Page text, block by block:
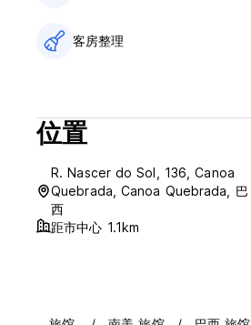
客房整理
位置
R. Nascer do Sol, 136, Canoa
Quebrada, Canoa Quebrada, 巴
西
距市中心 1.1km